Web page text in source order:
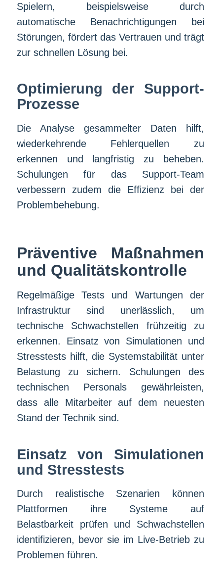
Spielern, beispielsweise durch
automatische Benachrichtigungen bei
Störungen, fördert das Vertrauen und trägt
zur schnellen Lösung bei.
Optimierung der Support-
Prozesse
Die Analyse gesammelter Daten hilft,
wiederkehrende Fehlerquellen zu
erkennen und langfristig zu beheben.
Schulungen für das Support-Team
verbessern zudem die Effizienz bei der
Problembehebung.
Präventive Maßnahmen
und Qualitätskontrolle
Regelmäßige Tests und Wartungen der
Infrastruktur sind unerlässlich, um
technische Schwachstellen frühzeitig zu
erkennen. Einsatz von Simulationen und
Stresstests hilft, die Systemstabilität unter
Belastung zu sichern. Schulungen des
technischen Personals gewährleisten,
dass alle Mitarbeiter auf dem neuesten
Stand der Technik sind.
Einsatz von Simulationen
und Stresstests
Durch realistische Szenarien können
Plattformen ihre Systeme auf
Belastbarkeit prüfen und Schwachstellen
identifizieren, bevor sie im Live-Betrieb zu
Problemen führen.